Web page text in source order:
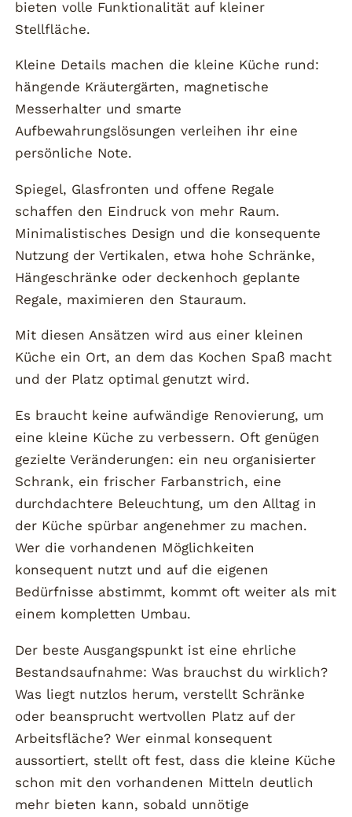
bieten volle Funktionalität auf kleiner
Stellfläche.
Kleine Details machen die kleine Küche rund:
hängende Kräutergärten, magnetische
Messerhalter und smarte
Aufbewahrungslösungen verleihen ihr eine
persönliche Note.
Spiegel, Glasfronten und offene Regale
schaffen den Eindruck von mehr Raum.
Minimalistisches Design und die konsequente
Nutzung der Vertikalen, etwa hohe Schränke,
Hängeschränke oder deckenhoch geplante
Regale, maximieren den Stauraum.
Mit diesen Ansätzen wird aus einer kleinen
Küche ein Ort, an dem das Kochen Spaß macht
und der Platz optimal genutzt wird.
Es braucht keine aufwändige Renovierung, um
eine kleine Küche zu verbessern. Oft genügen
gezielte Veränderungen: ein neu organisierter
Schrank, ein frischer Farbanstrich, eine
durchdachtere Beleuchtung, um den Alltag in
der Küche spürbar angenehmer zu machen.
Wer die vorhandenen Möglichkeiten
konsequent nutzt und auf die eigenen
Bedürfnisse abstimmt, kommt oft weiter als mit
einem kompletten Umbau.
Der beste Ausgangspunkt ist eine ehrliche
Bestandsaufnahme: Was brauchst du wirklich?
Was liegt nutzlos herum, verstellt Schränke
oder beansprucht wertvollen Platz auf der
Arbeitsfläche? Wer einmal konsequent
aussortiert, stellt oft fest, dass die kleine Küche
schon mit den vorhandenen Mitteln deutlich
mehr bieten kann, sobald unnötige